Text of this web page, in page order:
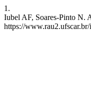
1.
Iubel AF, Soares-Pinto N.
https://